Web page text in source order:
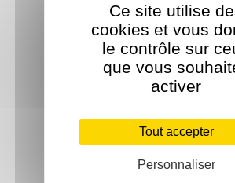
Ce site utilise
cookies et vous
le contrôle sur
que vous
activer
Tout accepter
Personnaliser